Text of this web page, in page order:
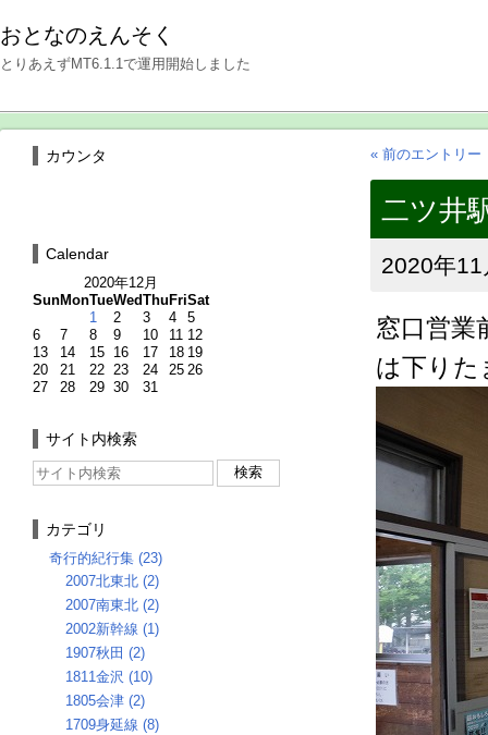
おとなのえんそく
とりあえずMT6.1.1で運用開始しました
« 前のエントリー
二ツ井
2020年
窓口営業
は下りた
カウンタ
Calendar
2020年12月
SunMonTueWedThu FriSat
1
2 3 4
5
6
7 8 9 10 11 12
13
14 15 16 17 18 19
20
21 22 23 24 25 26
27
28 29 30 31
サイト内検索
カテゴリ
奇行的紀行集 (23)
2007北東北 (2)
2007南東北 (2)
2002新幹線 (1)
1907秋田 (2)
1811金沢 (10)
1805会津 (2)
1709身延線 (8)